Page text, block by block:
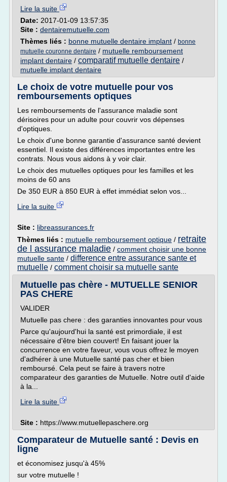
Lire la suite
Date: 2017-01-09 13:57:35
Site : dentairemutuelle.com
Thèmes liés : bonne mutuelle dentaire implant / bonne
mutuelle couronne dentaire / mutuelle remboursement
implant dentaire / comparatif mutuelle dentaire /
mutuelle implant dentaire
Le choix de votre mutuelle pour vos
remboursements optiques
Les remboursements de l'assurance maladie sont
dérisoires pour un adulte pour couvrir vos dépenses
d'optiques.
Le choix d'une bonne garantie d'assurance santé devient
essentiel. Il existe des différences importantes entre les
contrats. Nous vous aidons à y voir clair.
Le choix des mutuelles optiques pour les familles et les
moins de 60 ans
De 350 EUR à 850 EUR à effet immédiat selon vos...
Lire la suite
Site : libreassurances.fr
Thèmes liés : mutuelle remboursement optique / retraite
de l assurance maladie / comment choisir une bonne
mutuelle sante / difference entre assurance sante et
mutuelle / comment choisir sa mutuelle sante
Mutuelle pas chère - MUTUELLE SENIOR
PAS CHERE
VALIDER
Mutuelle pas chere : des garanties innovantes pour vous
Parce qu'aujourd'hui la santé est primordiale, il est
nécessaire d'être bien couvert! En faisant jouer la
concurrence en votre faveur, vous vous offrez le moyen
d'adhérer à une Mutuelle santé pas cher et bien
remboursé. Cela peut se faire à travers notre
comparateur des garanties de Mutuelle. Notre outil d'aide
à la...
Lire la suite
Site : https://www.mutuellepaschere.org
Comparateur de Mutuelle santé : Devis en
ligne
et économisez jusqu'à 45%
sur votre mutuelle !